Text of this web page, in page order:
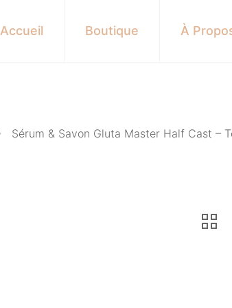
Accueil Boutique À
Sérum & Savon Gluta Master Half Cast –